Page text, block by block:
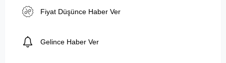
Fiyat Düşünce Haber Ver
Gelince Haber Ver